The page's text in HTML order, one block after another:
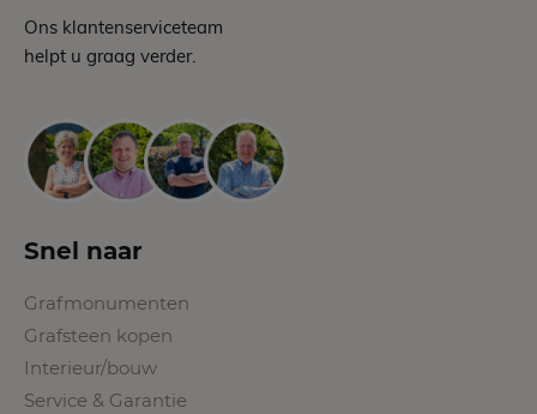
Ons klantenserviceteam
helpt u graag verder.
Snel naar
Grafmonumenten
Grafsteen kopen
Interieur/bouw
Service & Garantie